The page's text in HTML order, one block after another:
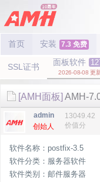
首页 安装 7.3 免费
SSL证书 面板软件
2026-08-08 更
[AMH面板] AMH-
admin
创始人
13049.42
价值分
软件名称：postfix-3.5
软件分类：服务器软件
软件类别：邮件服务器